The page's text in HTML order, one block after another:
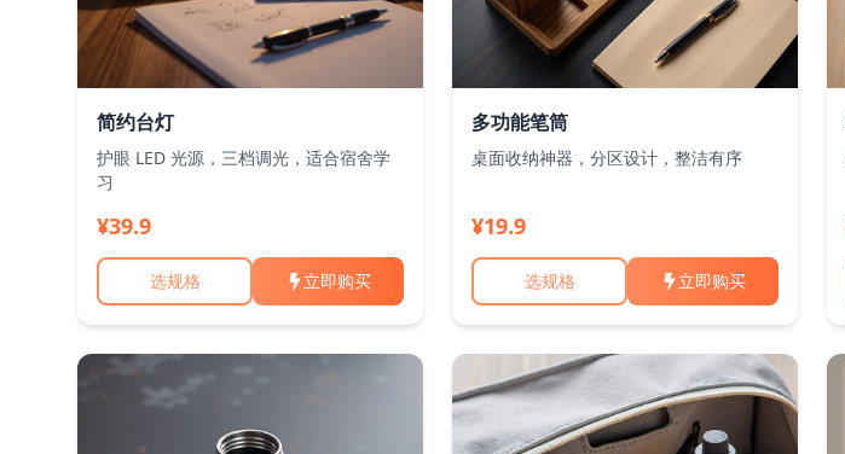
简约台灯
护眼 LED 光源，三档调光，适合宿舍学
习
¥39.9
选规格 立即购买
多功能笔筒
桌面收纳神器，分区设计，整洁有序
¥19.9
选规格 立即购买